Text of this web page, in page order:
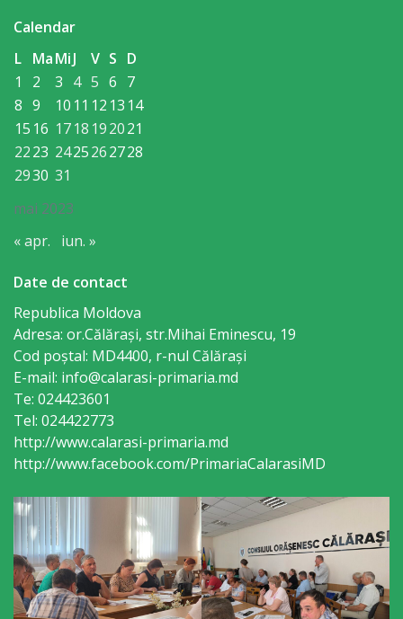
Consilieri
Comisii
de
specialitate
Regulamentul
Consiliului
Proiecte
de
decizii
Deciziile
Consiliului
Consiliul
de
tineret
Calendar
mai 2023
L MaMiJ V S D
1
2 3 4 5 6 7
8 9 10 11 12 13 14
15 16 1718 192021
2223 2425262728
2930 31
« apr. iun. »
Date de contact
Republica Moldova
Adresa: or.Călăraşi, str.Mihai Eminescu, 19
Cod poștal: MD4400, r-nul Călăraşi
E-mail: info@calarasi-primaria.md
Te: 024423601
Tel: 024422773
http://www.calarasi-primaria.md
http://www.facebook.com/PrimariaCalarasiMD